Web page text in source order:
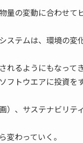
の変動に合わせて
ステムは、環境の変
るようにもなってき
トウエアに投資を
）、サステナビリテ
わっていく。